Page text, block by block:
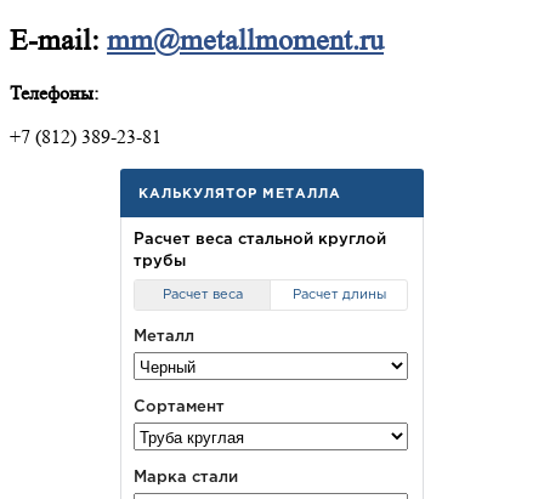
E-mail: mm@metallmoment.ru
Телефоны:
+7 (812) 389-23-81